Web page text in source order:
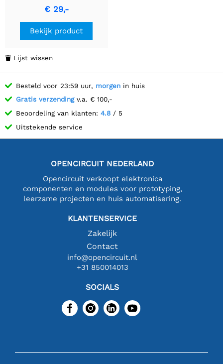
Levendige Oase voor Elke
Gelegenheid
€ 29,-
Bekijk product
 Lijst wissen
Besteld voor 23:59 uur, morgen in huis
Gratis verzendingv.a. € 100,-
Beoordeling van klanten: 4.8 / 5
Uitstekende service
OPENCIRCUIT NEDERLAND
Opencircuit verkoopt elektronica
componenten en modules voor prototyping,
leerzame projecten en huis automatisering.
KLANTENSERVICE
Zakelijk
Contact
info@opencircuit.nl
+31 850014013
SOCIALS